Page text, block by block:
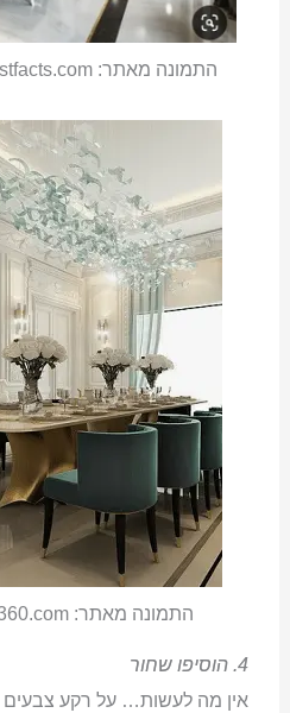
התמונה מאתר: https://luxury.omgbestfacts.com
התמונה מאתר: https://unscripted360.com
4. הוסיפו שחור
אין מה לעשות… על רקע צבעים